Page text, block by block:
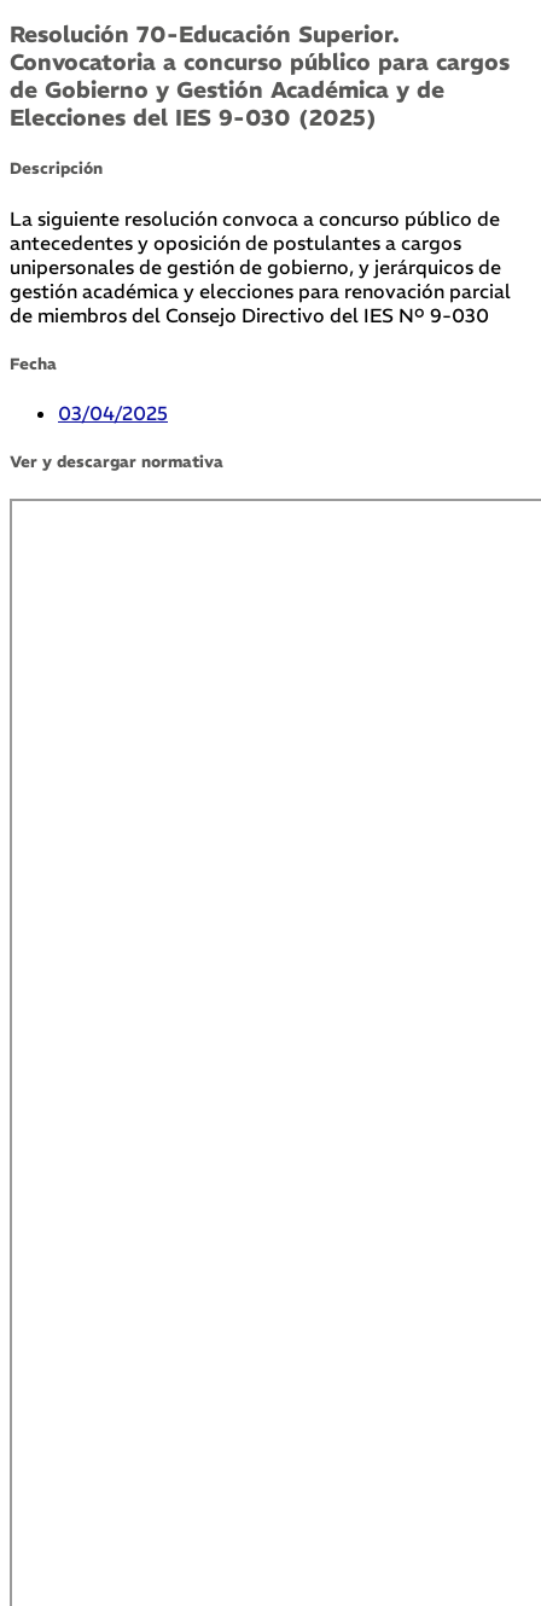
Resolución 70-Educación Superior.
Convocatoria a concurso público para cargos
de Gobierno y Gestión Académica y de
Elecciones del IES 9-030 (2025)
Descripción
La siguiente resolución convoca a concurso público de
antecedentes y oposición de postulantes a cargos
unipersonales de gestión de gobierno, y jerárquicos de
gestión académica y elecciones para renovación parcial
de miembros del Consejo Directivo del IES Nº 9-030
Fecha
03/04/2025
Ver y descargar normativa